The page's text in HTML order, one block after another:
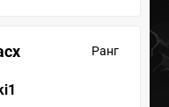
Ранг